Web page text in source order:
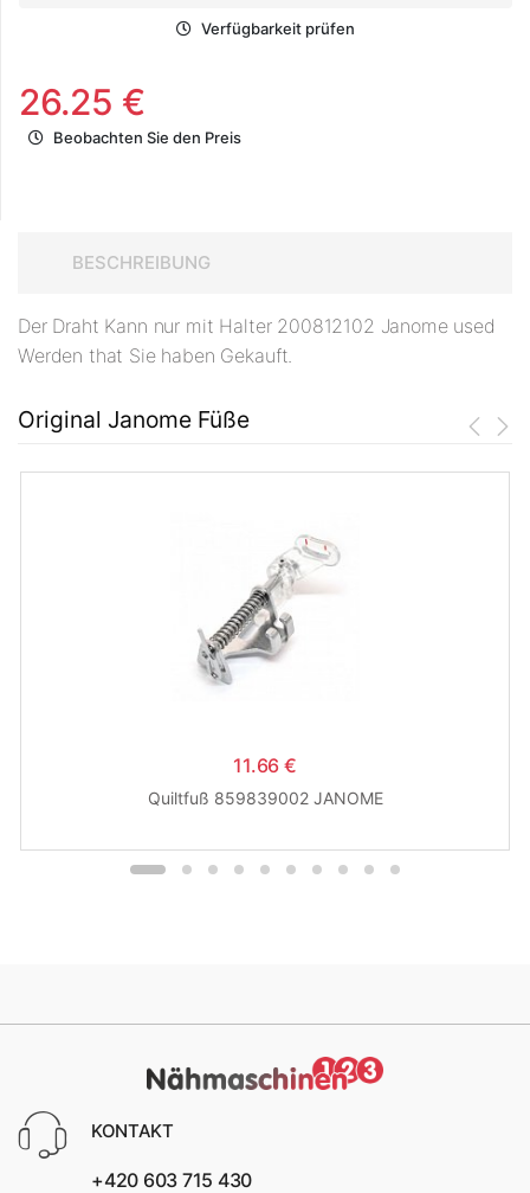
Verfügbarkeit prüfen
26.25 €
Beobachten Sie den Preis
BESCHREIBUNG
Der Draht Kann nur mit Halter 200812102 Janome used
Werden that Sie haben Gekauft.
Original Janome Füße
11.66 €
Quiltfuß 859839002 JANOME
KONTAKT
+420 603 715 430